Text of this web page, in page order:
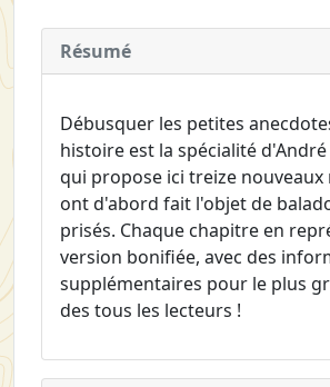
Résumé
Débusquer les petites
histoire est la spécialité
qui propose ici treize nouveaux
ont d'abord fait l'objet de
prisés. Chaque chapitre en
version bonifiée, avec des
supplémentaires pour le plus
des tous les lecteurs !